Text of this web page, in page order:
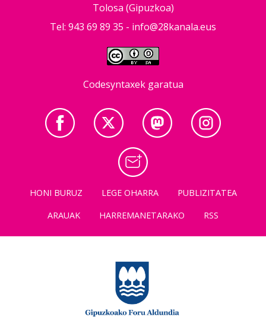
Tolosa (Gipuzkoa)
Tel: 943 69 89 35 - info@28kanala.eus
Codesyntaxek garatua
HONI BURUZ LEGE OHARRA
PUBLIZITATEA
ARAUAK
HARREMANETARAKO RSS